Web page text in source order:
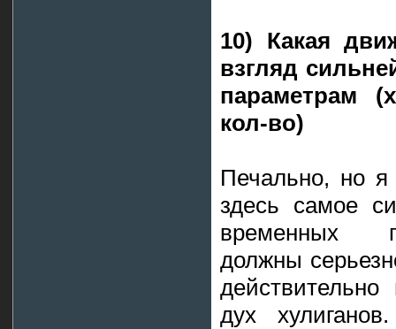
10) Какая
взгляд
параметрам
кол-во)
Печально, но я
здесь самое
временных
должны
дух